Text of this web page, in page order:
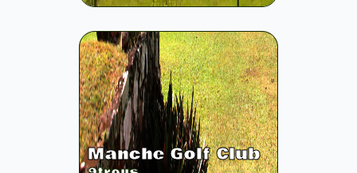
Manche Golf Club